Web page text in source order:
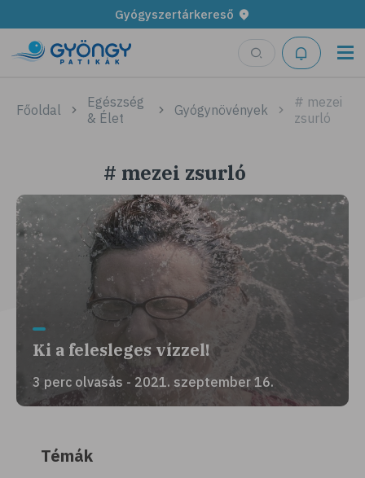
Gyógyszertárkereső
Főoldal
Egészség
& Élet
Gyógynövények
# mezei
zsurló
# mezei zsurló
Ki a felesleges vízzel!
3 perc olvasás - 2021. szeptember 16.
Témák